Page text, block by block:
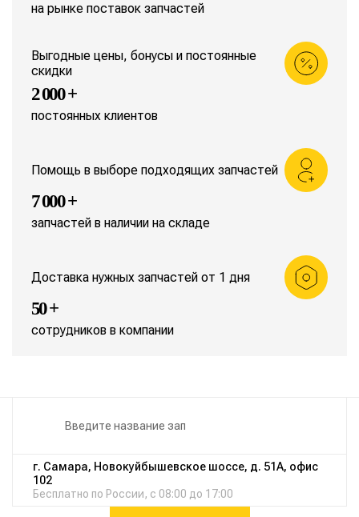
на рынке поставок запчастей
Выгодные цены, бонусы и постоянные
скидки
2 000 +
постоянных клиентов
Помощь в выборе подходящих запчастей
7 000 +
запчастей в наличии на складе
Доставка нужных запчастей от 1 дня
50 +
сотрудников в компании
г. Самара, Новокуйбышевское шоссе, д. 51А, офис
102
Бесплатно по России, с 08:00 до 17:00